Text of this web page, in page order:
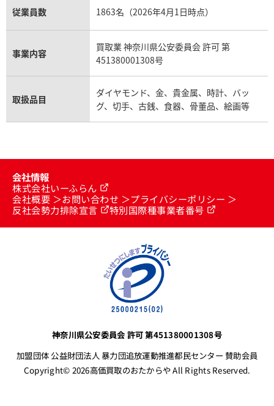
従業員数 1863名（2026年4月1日時点）
事業内容
買取業 神奈川県公安委員会 許可 第
451380001308号
取扱品目
ダイヤモンド、金、貴金属、時計、バッ
グ、切手、古銭、食器、骨董品、絵画等
会社情報
株式会社いーふらん
会社概要
お問い合わせ
プライバシーポリシー
反社会勢力排除宣言
特別国際種事業者番号
神奈川県公安委員会 許可 第451380001308号
加盟団体 公益財団法人 暴力団追放運動推進都民センター 賛助会員
Copyright© 2026高価買取のおたからや All Rights Reserved.